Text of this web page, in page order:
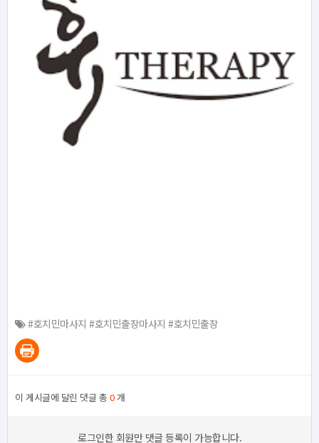
#호치민마사지 #호치민출장마사지 #호치민출장
이 게시글에 달린 댓글 총 0개
로그인한 회원만 댓글 등록이 가능합니다.